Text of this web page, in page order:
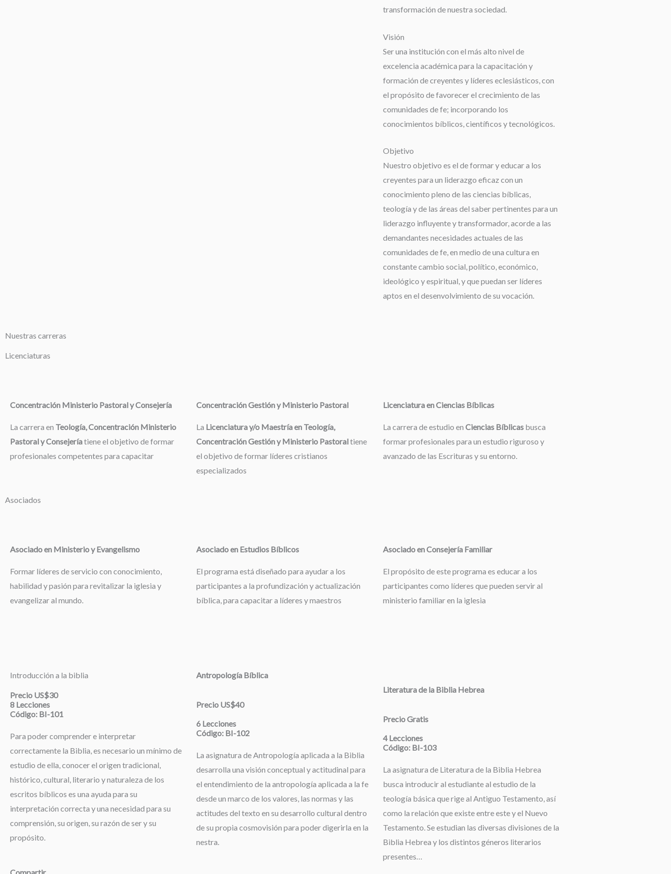
transformación de nuestra sociedad.
Visión
Ser una institución con el más alto nivel de
excelencia académica para la capacitación y
formación de creyentes y líderes eclesiásticos, con
el propósito de favorecer el crecimiento de las
comunidades de fe; incorporando los
conocimientos bíblicos, científicos y tecnológicos.
Objetivo
Nuestro objetivo es el de formar y educar a los
creyentes para un liderazgo eficaz con un
conocimiento pleno de las ciencias bíblicas,
teología y de las áreas del saber pertinentes para un
liderazgo influyente y transformador, acorde a las
demandantes necesidades actuales de las
comunidades de fe, en medio de una cultura en
constante cambio social, político, económico,
ideológico y espiritual, y que puedan ser líderes
aptos en el desenvolvimiento de su vocación.
Nuestras carreras
Licenciaturas
Concentración Ministerio Pastoral y Consejería
La carrera en Teología, Concentración Ministerio
Pastoral y Consejeríatiene el objetivo de formar
profesionales competentes para capacitar
Concentración Gestión y Ministerio Pastoral
La Licenciatura y/o Maestría en Teología,
Concentración Gestión y Ministerio Pastoraltiene
el objetivo de formar líderes cristianos
especializados
Licenciatura en Ciencias Bíblicas
La carrera de estudio en Ciencias Bíblicasbusca
formar profesionales para un estudio riguroso y
avanzado de las Escrituras y su entorno.
Asociados
Asociado en Ministerio y Evangelismo
Formar líderes de servicio con conocimiento,
habilidad y pasión para revitalizar la iglesia y
evangelizar al mundo.
Asociado en Estudios Bíblicos
El programa está diseñado para ayudar a los
participantes a la profundización y actualización
bíblica, para capacitar a líderes y maestros
Asociado en Consejería Familiar
El propósito de este programa es educar a los
participantes como líderes que pueden servir al
ministerio familiar en la iglesia
Introducción a la biblia
Precio US$30
8 Lecciones
Código: BI-101
Para poder comprender e interpretar
correctamente la Biblia, es necesario un mínimo de
estudio de ella, conocer el origen tradicional,
histórico, cultural, literario y naturaleza de los
escritos bíblicos es una ayuda para su
interpretación correcta y una necesidad para su
comprensión, su origen, su razón de ser y su
propósito.
Compartir
Antropología Bíblica
Precio US$40
6 Lecciones
Código: BI-102
La asignatura de Antropología aplicada a la Biblia
desarrolla una visión conceptual y actitudinal para
el entendimiento de la antropología aplicada a la fe
desde un marco de los valores, las normas y las
actitudes del texto en su desarrollo cultural dentro
de su propia cosmovisión para poder digerirla en la
nestra.
Literatura de la Biblia Hebrea
Precio Gratis
4 Lecciones
Código: BI-103
La asignatura de Literatura de la Biblia Hebrea
busca introducir al estudiante al estudio de la
teología básica que rige al Antiguo Testamento, así
como la relación que existe entre este y el Nuevo
Testamento. Se estudian las diversas divisiones de la
Biblia Hebrea y los distintos géneros literarios
presentes…